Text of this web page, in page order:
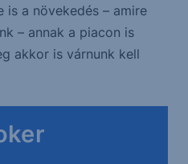
is a növekedés – amire
– annak a piacon is
akkor is várnunk kell